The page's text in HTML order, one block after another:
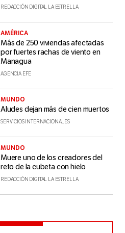
REDACCIÓN DIGITAL LA ESTRELLA
AMÉRICA
Más de 250 viviendas afectadas
por fuertes rachas de viento en
Managua
AGENCIA EFE
MUNDO
Aludes dejan más de cien muertos
SERVICIOS INTERNACIONALES
MUNDO
Muere uno de los creadores del
reto de la cubeta con hielo
REDACCIÓN DIGITAL LA ESTRELLA